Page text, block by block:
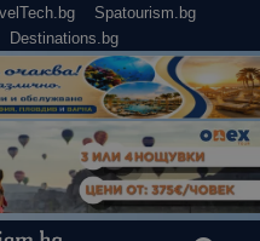
Spatourism.bg
Destinations.bg